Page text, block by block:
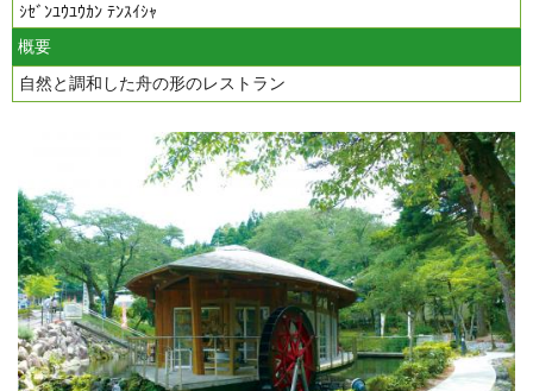
ｼｾﾞﾝﾕｳﾕｳｶﾝ ﾃﾝｽｲｼｬ
概要
自然と調和した舟の形のレストラン